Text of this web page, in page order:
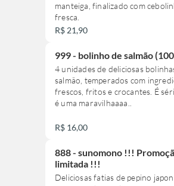
manteiga, finalizado com
fresca.
R$ 21,90
999 - bolinho de salmão
4 unidades de deliciosas
salmão, temperados com
frescos, fritos e crocantes. É
é uma maravilhaaaa..
R$ 16,00
888 - sunomono !!!
limitada !!!
Deliciosas fatias de pepino